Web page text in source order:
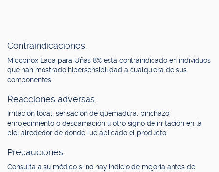
Contraindicaciones.
Micopirox Laca para Uñas 8% está contraindicado en individuos
que han mostrado hipersensibilidad a cualquiera de sus
componentes.
Reacciones adversas.
Irritación local, sensación de quemadura, pinchazo,
enrojecimiento o descamación u otro signo de irritación en la
piel alrededor de donde fue aplicado el producto.
Precauciones.
Consulta a su médico si no hay indicio de mejoría antes de